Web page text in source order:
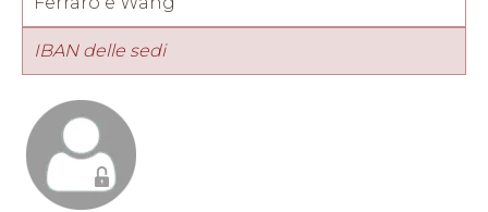
tel:
e-mail: third73@hotmail.it
IBAN delle sedi